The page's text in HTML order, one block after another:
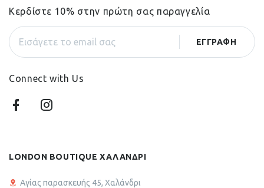
Κερδίστε 10% στην πρώτη σας παραγγελία
Connect with Us
LONDON BOUTIQUE ΧΑΛΑΝΔΡΙ
Αγίας παρασκευής 45, Χαλάνδρι